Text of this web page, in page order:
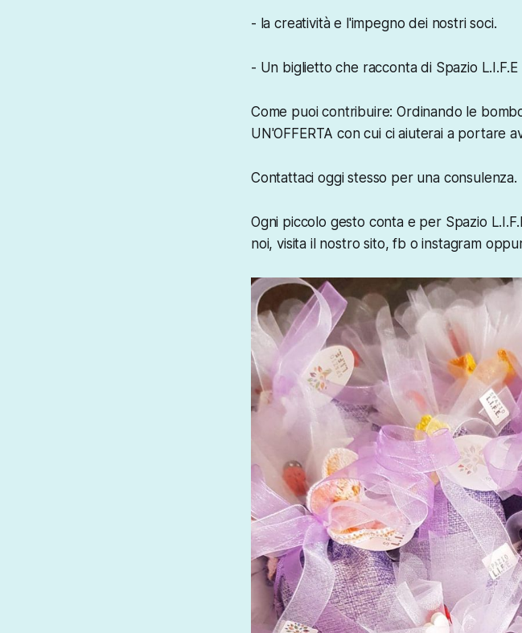
- la creatività e l'impegno dei nostri soci.
- Un biglietto che racconta di Spazio L.I.F.E
Come puoi contribuire: Ordinando le
UN'OFFERTA con cui ci aiuterai a portare
Contattaci oggi stesso per una consulenza.
Ogni piccolo gesto conta e per Spazio
noi, visita il nostro sito, fb o instagram